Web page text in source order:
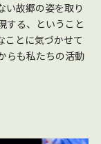
い故郷の姿を取り
する、ということ
ことに気づかせて
らも私たちの活動